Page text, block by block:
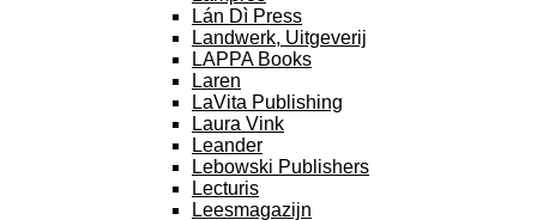
Lán Dì Press
Landwerk, Uitgeverij
LAPPA Books
Laren
LaVita Publishing
Laura Vink
Leander
Lebowski Publishers
Lecturis
Leesmagazijn